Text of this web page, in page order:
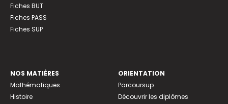
Fiches BUT
Fiches PASS
Fiches SUP
NOS MATIÈRES
Mathématiques
Histoire
ORIENTATION
Parcoursup
Découvrir les diplômes